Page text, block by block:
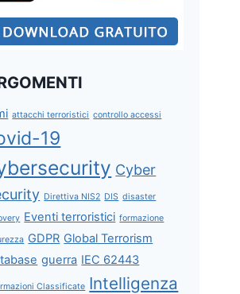
attacchi terroristici controllo accessi
19
Cyber
Direttiva NIS2 DIS disaster
Eventi terroristici formazione
GDPR Global Terrorism
guerra IEC 62443
Classificate Intelligenza